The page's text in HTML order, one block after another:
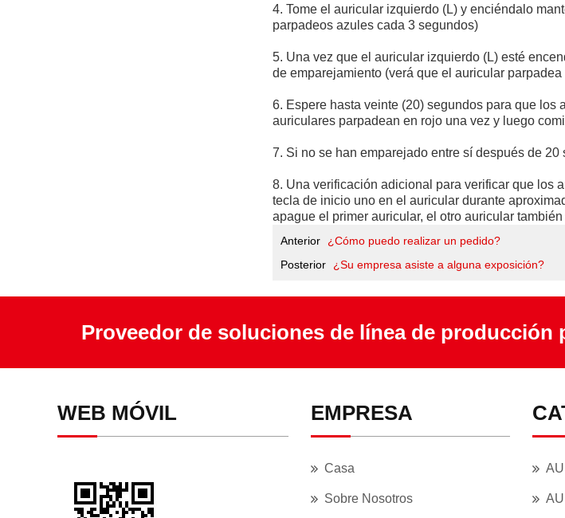
4. Tome el auricular izquierdo (L) y enciéndalo
parpadeos azules cada 3 segundos)
5. Una vez que el auricular izquierdo (L) esté
de emparejamiento (verá que el auricular
6. Espere hasta veinte (20) segundos para que
auriculares parpadean en rojo una vez y luego
7. Si no se han emparejado entre sí después de
8. Una verificación adicional para verificar que los
tecla de inicio uno en el auricular durante
apague el primer auricular, el otro auricular
Anterior
¿Cómo puedo realizar un pedido?
Posterior
¿Su empresa asiste a alguna exposición?
Proveedor de soluciones de línea de producción
WEB MÓVIL EMPRESA
Casa
Sobre Nosotros